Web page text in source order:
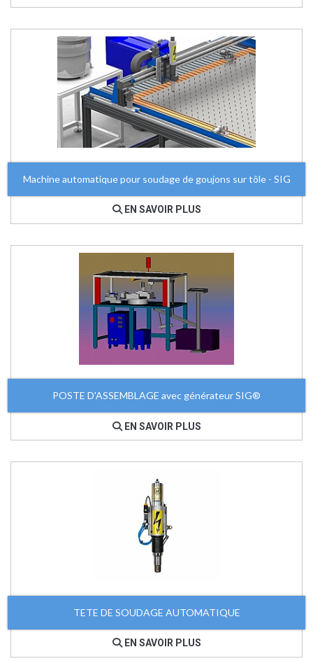
Machine automatique pour soudage de goujons sur tôle - SIG
EN SAVOIR PLUS
POSTE D'ASSEMBLAGE avec générateur SIG®
EN SAVOIR PLUS
TETE DE SOUDAGE AUTOMATIQUE
EN SAVOIR PLUS